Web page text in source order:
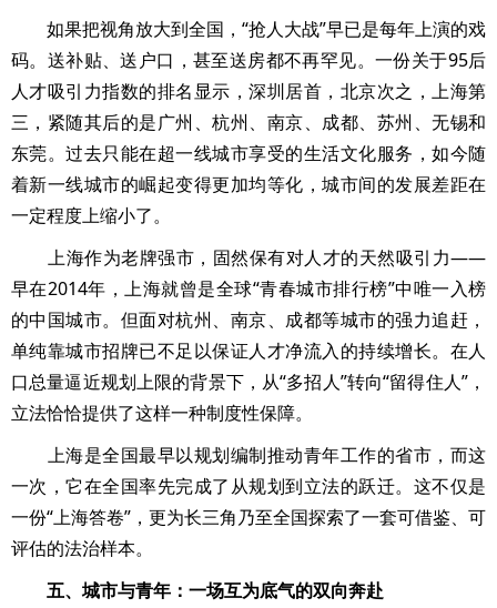
如果把视角放大到全国，“抢人大战”早已是每年上演的戏
码。送补贴、送户口，甚至送房都不再罕见。一份关于95后
人才吸引力指数的排名显示，深圳居首，北京次之，上海第
三，紧随其后的是广州、杭州、南京、成都、苏州、无锡和
东莞。过去只能在超一线城市享受的生活文化服务，如今随
着新一线城市的崛起变得更加均等化，城市间的发展差距在
一定程度上缩小了。
上海作为老牌强市，固然保有对人才的天然吸引力——
早在2014年，上海就曾是全球“青春城市排行榜”中唯一入榜
的中国城市。但面对杭州、南京、成都等城市的强力追赶，
单纯靠城市招牌已不足以保证人才净流入的持续增长。在人
口总量逼近规划上限的背景下，从“多招人”转向“留得住人”，
立法恰恰提供了这样一种制度性保障。
上海是全国最早以规划编制推动青年工作的省市，而这
一次，它在全国率先完成了从规划到立法的跃迁。这不仅是
一份“上海答卷”，更为长三角乃至全国探索了一套可借鉴、可
评估的法治样本。
五、城市与青年：一场互为底气的双向奔赴